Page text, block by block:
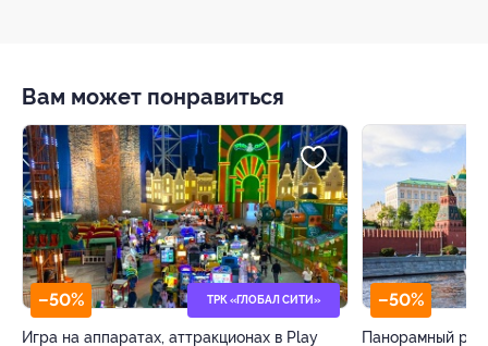
Вам может понравиться
–50% ТРК «ГЛОБАЛ СИТИ»
Игра на аппаратах, аттракционах в Play
–50%
Панорамный